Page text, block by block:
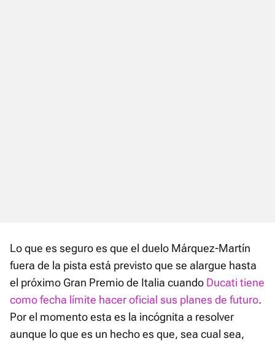
Lo que es seguro es que el duelo Márquez-Martín
fuera de la pista está previsto que se alargue hasta
el próximo Gran Premio de Italia cuando Ducati tiene
como fecha límite hacer oficial sus planes de futuro.
Por el momento esta es la incógnita a resolver
aunque lo que es un hecho es que, sea cual sea,